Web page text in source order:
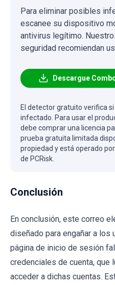
Para eliminar posibles
escanee su dispositivo
antivirus legítimo.
seguridad recomiendan
Descargue
El detector gratuito verifica
infectado. Para usar el
debe comprar una licencia
prueba gratuita limitada
propiedad y está operado por
de PCRisk.
Conclusión
En conclusión, este correo
diseñado para engañar a los
página de inicio de sesión
credenciales de cuenta, que
acceder a dichas cuentas.